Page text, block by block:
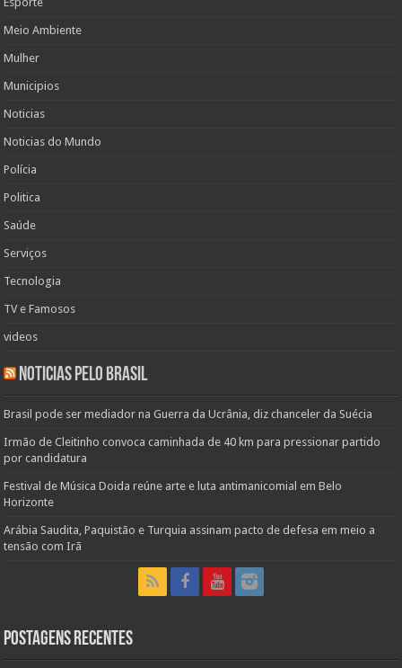
Meio Ambiente
Mulher
Municipios
Noticias
Noticias do Mundo
Polícia
Politica
Saúde
Serviços
Tecnologia
TV e Famosos
videos
Noticias pelo Brasil
Brasil pode ser mediador na Guerra da Ucrânia, diz chanceler da Suécia
Irmão de Cleitinho convoca caminhada de 40 km para pressionar partido
por candidatura
Festival de Música Doida reúne arte e luta antimanicomial em Belo
Horizonte
Arábia Saudita, Paquistão e Turquia assinam pacto de defesa em meio a
tensão com Irã
Postagens Recentes